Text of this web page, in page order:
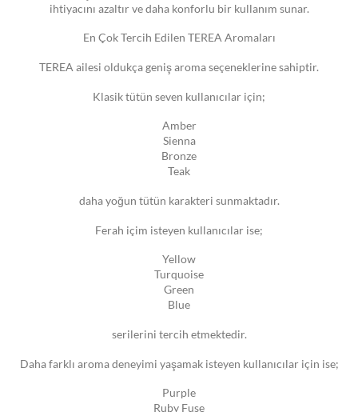
ihtiyacını azaltır ve daha konforlu bir kullanım sunar.
En Çok Tercih Edilen TEREA Aromaları
TEREA ailesi oldukça geniş aroma seçeneklerine sahiptir.
Klasik tütün seven kullanıcılar için;
Amber
Sienna
Bronze
Teak
daha yoğun tütün karakteri sunmaktadır.
Ferah içim isteyen kullanıcılar ise;
Yellow
Turquoise
Green
Blue
serilerini tercih etmektedir.
Daha farklı aroma deneyimi yaşamak isteyen kullanıcılar için ise;
Purple
Ruby Fuse